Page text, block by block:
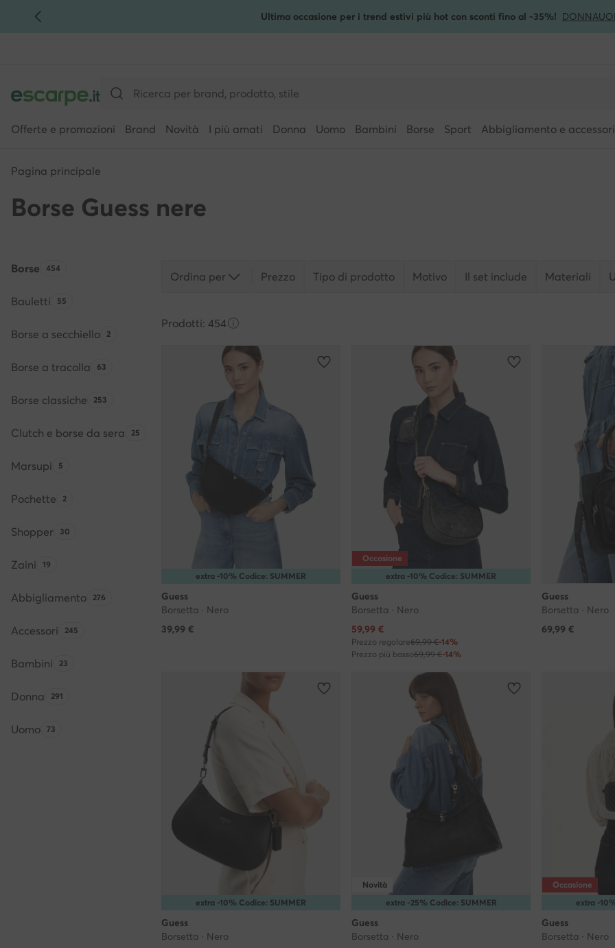
VAI AL CONTENUTO PRINCIPALE Ultima occasione per i trend estivi più hot con sconti fino al -35%! DONNA
Offerte e promozioni Brand Novità I più amati Donna Uomo Bambini Borse Sport Abbigliamento e accessori
Pagina principale
Borse Guess nere
Borse Quantità di prodotti:
454
Bauletti Quantità di prodotti:
55
Borse a secchielloQuantità di prodotti:
2
Borse a tracolla Quantità di prodotti:
63
Borse classiche Quantità di prodotti:
253
Clutch e borse da sera Quantità di prodotti:
25
Marsupi Quantità di prodotti:
5
Pochette Quantità di prodotti:
2
Shopper Quantità di prodotti:
30
Zaini Quantità di prodotti:
19
AbbigliamentoQuantità di prodotti:
276
Accessori Quantità di prodotti:
245
Bambini Quantità di prodotti:
23
Donna Quantità di prodotti:
291
UomoQuantità di prodotti:
73
Ordina per Prezzo Tipo di prodotto Motivo Il set include Materiali
Prodotti: 454
extra -10% Codice: SUMMER
Guess
Borsetta · Nero
39,99 €
extra -10% Codice: SUMMER
Occasione
Guess
Borsetta · Nero
Prezzo attuale
59,99 €
Prezzo regolare69,99 €-14%
Prezzo più basso69,99 €-14%
Guess
Borsetta · Nero
69,99 €
extra -10% Codice: SUMMER
Guess
Borsetta · Nero
extra -25% Codice: SUMMER
Novità
Guess
Borsetta · Nero
extra -
Occasione
Guess
Borsetta · Nero